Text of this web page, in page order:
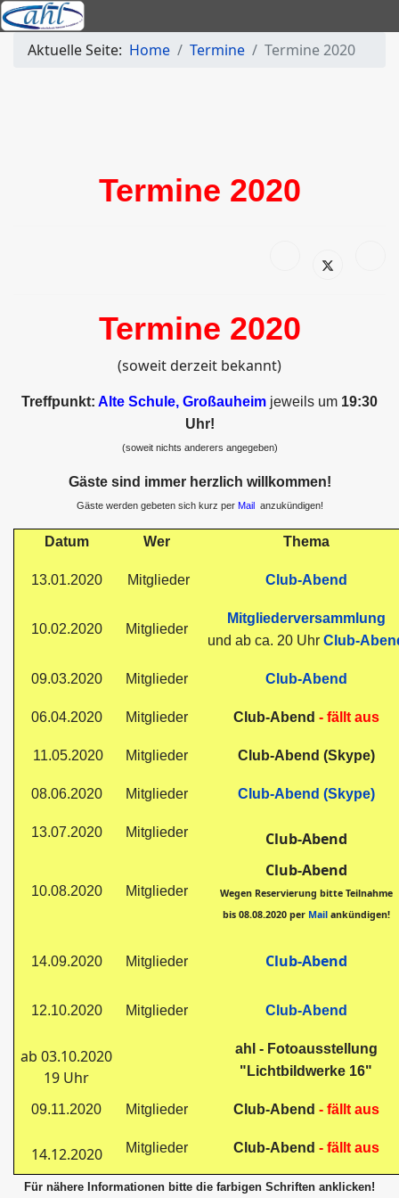
Aktuelle Seite: Home Termine Termine 2020
Termine 2020
Termine 2020
(soweit derzeit bekannt)
Treffpunkt: Alte Schule, Großauheim jeweils um 19:30
Uhr!
(soweit nichts anderers angegeben)
Gäste sind immer herzlich willkommen!
Gäste werden gebeten sich kurz per Mail anzukündigen!
Datum Wer Thema
13.01.2020 Mitglieder Club-Abend
10.02.2020 Mitglieder
Mitgliederversammlung
und ab ca. 20 Uhr Club-
09.03.2020 Mitglieder Club-Abend
06.04.2020 Mitglieder Club-Abend - fällt aus
11.05.2020 Mitglieder Club-Abend (Skype)
08.06.2020 Mitglieder Club-Abend (Skype)
13.07.2020 Mitglieder Club-Abend
10.08.2020 Mitglieder
Club-Abend
Wegen Reservierung bitte Teilnahme
bis 08.08.2020 per Mailankündigen!
14.09.2020 Mitglieder Club-Abend
12.10.2020 Mitglieder Club-Abend
ab 03.10.2020
19 Uhr
ahl - Fotoausstellung
"Lichtbildwerke 16"
09.11.2020 Mitglieder Club-Abend - fällt aus
14.12.2020 Mitglieder Club-Abend - fällt aus
Für nähere Informationen bitte die farbigen Schriften anklicken!